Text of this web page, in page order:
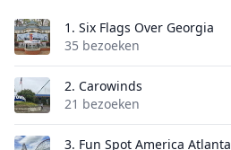
1. Six Flags Over Georgia
35 bezoeken
2. Carowinds
21 bezoeken
3. Fun Spot America Atlanta